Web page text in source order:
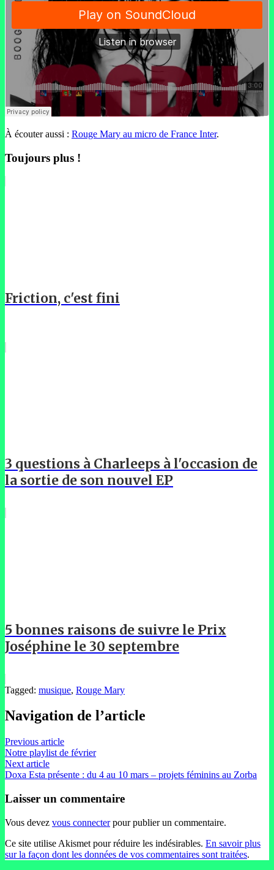
À écouter aussi : Rouge Mary au micro de France Inter.
Toujours plus !
Friction, c'est fini
3 questions à Charleeps à l'occasion de
la sortie de son nouvel EP
5 bonnes raisons de suivre le Prix
Joséphine le 30 septembre
Tagged: musique, Rouge Mary
Navigation de l’article
Previous article
Notre playlist de février
Next article
Doxa Esta présente : du 4 au 10 mars – projets féminins au Zorba
Laisser un commentaire
Vous devez vous connecterpour publier un commentaire.
Ce site utilise Akismet pour réduire les indésirables. En savoir plus
sur la façon dont les données de vos commentaires sont traitées.